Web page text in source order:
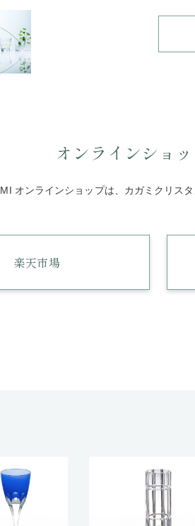
オンラインショ
オンラインショップは、カガミクリス
楽天市場